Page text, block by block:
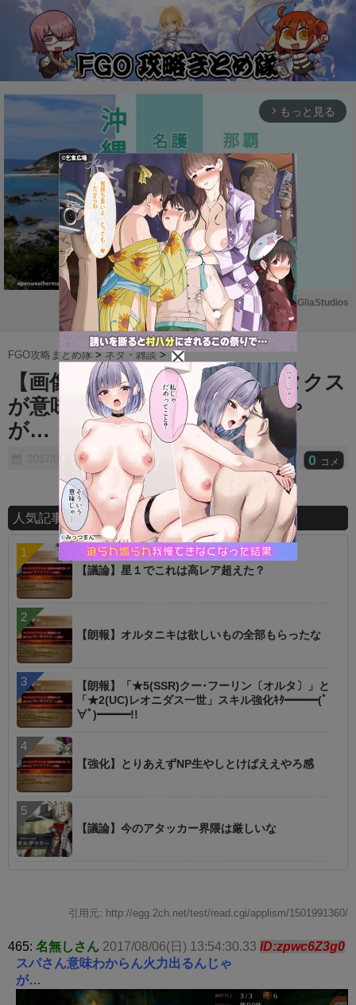
arrow_forward_ios もっと見る
M
u
t
e
Powered by GliaStudios
FGO攻略まとめ隊 >ネタ・雑談 >
【画像】あの…周回でスパルタクス
が意味わからん火力出るんじゃ
が…！？？
2017/08/06 0 コメ
人気記事ランキング
【議論】星１でこれは高レア超えた？
【朗報】オルタニキは欲しいもの全部もらったな
【朗報】「★5(SSR)クー･フーリン〔オルタ〕」と
「★2(UC)レオニダス一世」スキル強化ｷﾀ━━━(ﾟ
∀ﾟ)━━━!!
【強化】とりあえずNP生やしとけばええやろ感
【議論】今のアタッカー界隈は厳しいな
引用元: http://egg.2ch.net/test/read.cgi/applism/1501991360/
465: 名無しさん 2017/08/06(日) 13:54:30.33 ID:zpwc6Z3g0
スパさん意味わからん火力出るんじゃ
が…